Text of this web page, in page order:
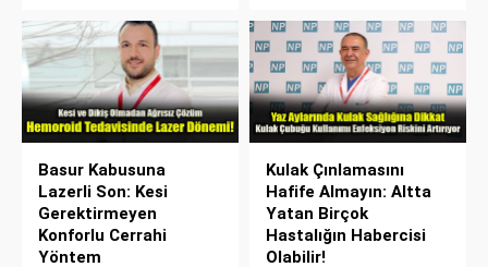
Basur Kabusuna
Lazerli Son: Kesi
Gerektirmeyen
Konforlu Cerrahi
Yöntem
Kulak Çınlamasını
Hafife Almayın: Altta
Yatan Birçok
Hastalığın Habercisi
Olabilir!